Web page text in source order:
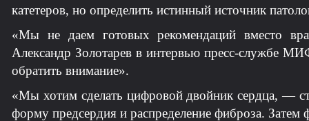
катетеров, но определить истинный источник
«Мы не даем готовых рекомендаций вместо
Александр Золотарев в интервью пресс-службе
обратить внимание».
«Мы хотим сделать цифровой двойник сердца, —
форму предсердия и распределение фиброза.